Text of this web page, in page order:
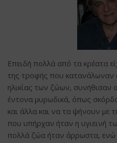
Επειδή πολλά από τα κρέατα
της τροφής που κατανάλωναν
ηλικίας των ζώων, συνήθισαν
έντονα μυρωδικά, όπως
και άλλα και να τα ψήνουν με
που υπήρχαν ήταν η υγιεινή
πολλά ζώα ήταν άρρωστα, ενώ